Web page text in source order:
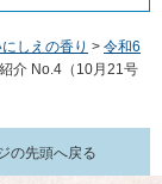
にしえの香り > 令和6
介 No.4（10月21号
の先頭へ戻る